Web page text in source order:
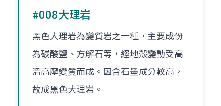
#008大理岩
黑色大理岩為變質岩之一種，主要成份
為碳酸鹽、方解石等，經地殼變動受高
溫高壓變質而成。因含石墨成分較高，
故成黑色大理岩。